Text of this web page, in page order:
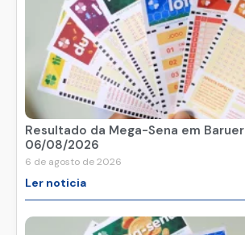
Resultado da Mega-Sena em
06/08/2026
6 de agosto de 2026
Ler noticia